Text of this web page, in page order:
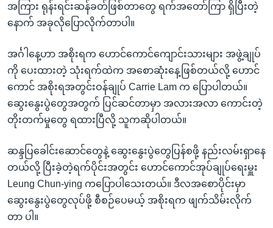
ကျော်
အကြား ရုန်းရင်းဆန်ခတ်ဖြစ်တာတွေ ရက်အတော်ကြာ ရှိပြီးတဲ့
နောက် အခုလိုပြောလိုက်တာပါ။
အင်္ဂါနေ့ဟာ အစိုးရက ဟောင်ကောင်ကျောင်းသားများ အဖွဲ့ချုပ်
ကို ပေးထားတဲ့ သုံးရက်ထဲက အစောဆုံးနေ့ဖြစ်တယ်လို့ ဟောင်
ကောင် အစိုးရအတွင်းဝန်ချုပ် Carrie Lam က ပြောပါတယ်။
ဆွေးနွေးပွဲတွေအတွက် ပြင်ဆင်တာမှာ အလားအလာ ကောင်းတဲ့
တိုးတက်မှုတွေ ရထားပြီလို့ သူကဆိုပါတယ်။
ဆန္ဒပြခေါင်းဆောင်တွေနဲ့ ဆွေးနွေးပွဲတွေပြန်စဖို့ နည်းလမ်းရှာနေ
တယ်လို့ ပြီးခဲ့တဲ့ရက်ပိုင်းအတွင်း ဟောင်ကောင်အုပ်ချုပ်ရေးမှူး
Leung Chun-ying ကပြောပါသေးတယ်။ ဒီလအစောပိုင်းမှာ
ဆွေးနွေးပွဲတွေလုပ်ဖို့ စီစဉ်ပေမယ့် အစိုးရက ဖျက်သိမ်းလိုက်
တာ ပါ။